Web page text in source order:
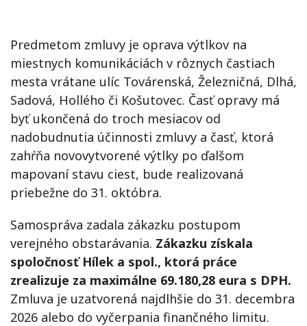
Predmetom zmluvy je oprava výtlkov na
miestnych komunikáciách v rôznych častiach
mesta vrátane ulíc Továrenská, Železničná, Dlhá,
Sadová, Hollého či Košutovec. Časť opravy má
byť ukončená do troch mesiacov od
nadobudnutia účinnosti zmluvy a časť, ktorá
zahŕňa novovytvorené výtlky po ďalšom
mapovaní stavu ciest, bude realizovaná
priebežne do 31. októbra.
Samospráva zadala zákazku postupom
verejného obstarávania. Zákazku získala
spoločnosť Hílek a spol., ktorá práce
zrealizuje za maximálne 69.180,28 eura s DPH.
Zmluva je uzatvorená najdlhšie do 31. decembra
2026 alebo do vyčerpania finančného limitu.